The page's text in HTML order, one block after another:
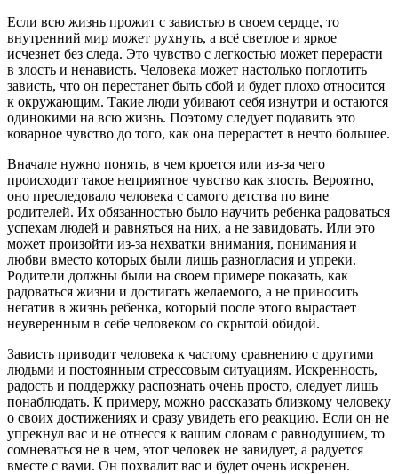
Если всю жизнь прожит с завистью в своем сердце, то
внутренний мир может рухнуть, а всё светлое и яркое
исчезнет без следа. Это чувство с легкостью может перерасти
в злость и ненависть. Человека может настолько поглотить
зависть, что он перестанет быть сбой и будет плохо относится
к окружающим. Такие люди убивают себя изнутри и остаются
одинокими на всю жизнь. Поэтому следует подавить это
коварное чувство до того, как она перерастет в нечто большее.
Вначале нужно понять, в чем кроется или из-за чего
происходит такое неприятное чувство как злость. Вероятно,
оно преследовало человека с самого детства по вине
родителей. Их обязанностью было научить ребенка радоваться
успехам людей и равняться на них, а не завидовать. Или это
может произойти из-за нехватки внимания, понимания и
любви вместо которых были лишь разногласия и упреки.
Родители должны были на своем примере показать, как
радоваться жизни и достигать желаемого, а не приносить
негатив в жизнь ребенка, который после этого вырастает
неуверенным в себе человеком со скрытой обидой.
Зависть приводит человека к частому сравнению с другими
людьми и постоянным стрессовым ситуациям. Искренность,
радость и поддержку распознать очень просто, следует лишь
понаблюдать. К примеру, можно рассказать близкому человеку
о своих достижениях и сразу увидеть его реакцию. Если он не
упрекнул вас и не отнесся к вашим словам с равнодушием, то
сомневаться не в чем, этот человек не завидует, а радуется
вместе с вами. Он похвалит вас и будет очень искренен.